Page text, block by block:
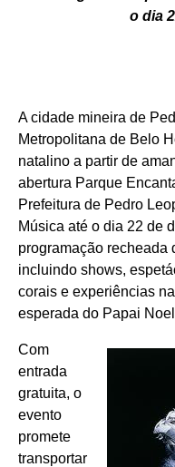
o dia
A cidade mineira de
Metropolitana de Belo
natalino a partir de
abertura Parque
Prefeitura de Pedro
Música até o dia 22 de
programação recheada
incluindo shows,
corais e experiências
esperada do Papai
Com
entrada
gratuita, o
evento
promete
transportar